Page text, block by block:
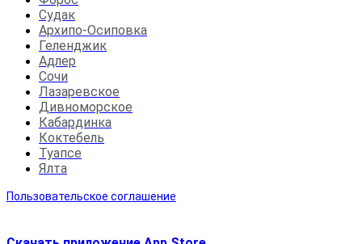
Судак
Архипо-Осиповка
Геленджик
Адлер
Сочи
Лазаревское
Дивноморское
Кабардинка
Коктебель
Туапсе
Ялта
Пользовательское соглашение